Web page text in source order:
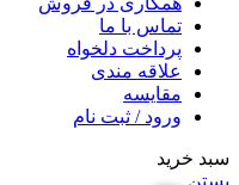
تماس با ما
پرداخت دلخواه
علاقه مندی
مقايسه
ورود / ثبت نام
سبد خرید
بستن